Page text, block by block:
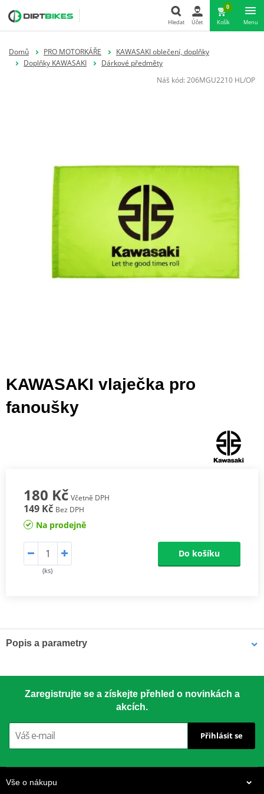
Hledat Účet
0
Košík Menu
Domů PRO MOTORKÁŘE
KAWASAKI oblečení, doplňky
Doplňky KAWASAKI
Dárkové předměty
Náš kód: 206MGU2210 HL/OP
KAWASAKI vlaječka pro
fanoušky
180 Kč Včetně DPH
149 Kč Bez DPH
Na prodejně
(ks)
Do košíku
Popis a parametry
Zelená je barva, která povzbudí Váš oblíbený tým!
Logo River Mark,
Rozměry: 50x70cm.
Zaregistrujte se a získejte přehled o novinkách a
akcích.
Přihlásit se
Vše o nákupu